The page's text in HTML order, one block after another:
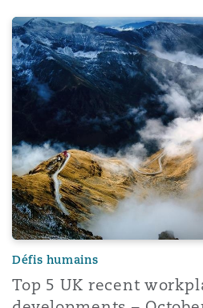
Top 5 UK recent workplace
Défis humains
Top 5 UK recent